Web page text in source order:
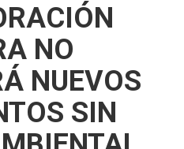
NO
NUEVOS
SIN